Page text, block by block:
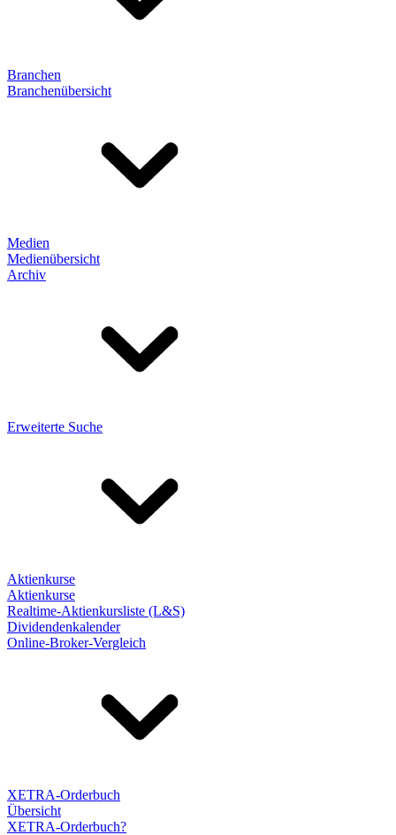
Branchen
Branchenübersicht
Medien
Medienübersicht
Archiv
Erweiterte Suche
Aktienkurse
Aktienkurse
Realtime-Aktienkursliste (L&S)
Dividendenkalender
Online-Broker-Vergleich
XETRA-Orderbuch
Übersicht
XETRA-Orderbuch?